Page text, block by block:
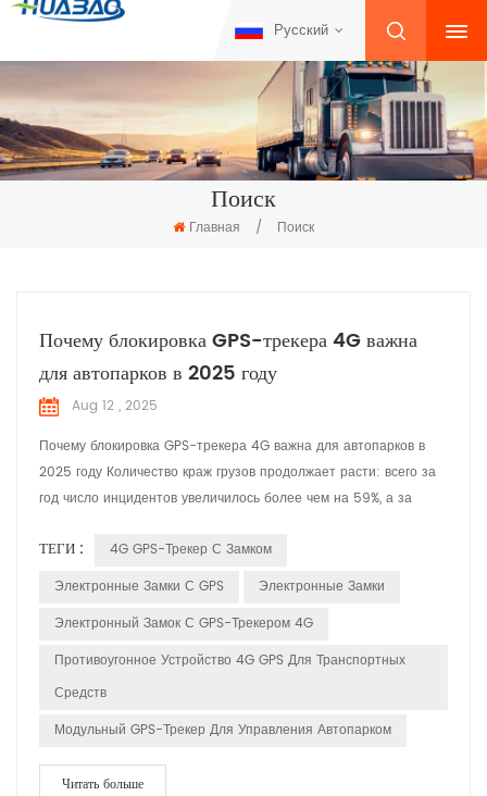
Русский
Поиск
Главная / Поиск
Почему блокировка GPS-трекера 4G важна
для автопарков в 2025 году
Aug 12 , 2025
Почему блокировка GPS-трекера 4G важна для автопарков в
2025 году Количество краж грузов продолжает расти: всего за
год число инцидентов увеличилось более чем на 59%, а за
миллионов долларов. Как владелец транспортного средства, вы
сталкиваетесь с рисками как физических, так и киберугроз.
стоянк...
ТЕГИ :
4G GPS-Трекер С Замком
Электронные Замки С GPS
Электронные Замки
Электронный Замок С GPS-Трекером 4G
Противоугонное Устройство 4G GPS Для Транспортных
Средств
Модульный GPS-Трекер Для Управления Автопарком
Читать больше